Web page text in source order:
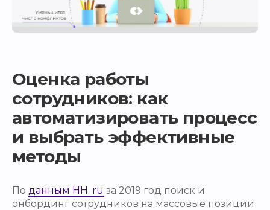
Оценка работы
сотрудников: как
автоматизировать процесс
и выбрать эффективные
методы
По данным HH. ru за 2019 год поиск и
онбординг сотрудников на массовые позиции